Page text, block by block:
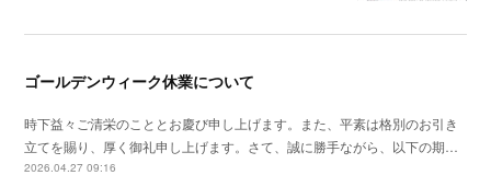
ゴールデンウィーク休業について
時下益々ご清栄のこととお慶び申し上げます。また、平素は格別のお引き
立てを賜り、厚く御礼申し上げます。さて、誠に勝手ながら、以下の期…
2026.04.27 09:16